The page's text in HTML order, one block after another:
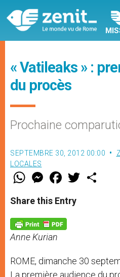
« Vatileaks » :
du procès
Prochaine
SEPTEMBRE 30, 2012 00:00
LOCALES
W
t
s
p
p
M
e
s
e
g
e
r
F
a
e
b
o
k
w
Share this Entry
Anne Kurian
ROME, dimanche 30
La première audience du